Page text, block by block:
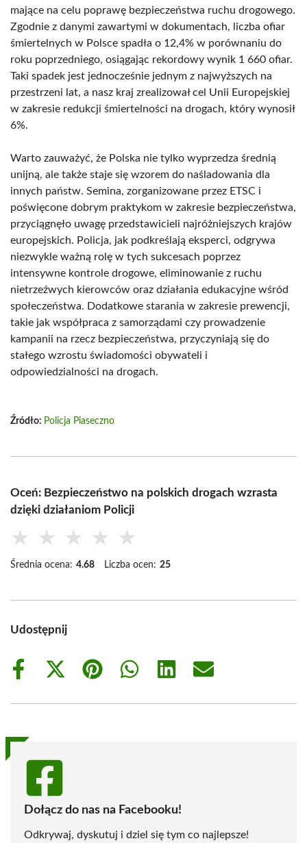
mające na celu poprawę bezpieczeństwa ruchu drogowego.
Zgodnie z danymi zawartymi w dokumentach, liczba ofiar
śmiertelnych w Polsce spadła o 12,4% w porównaniu do
roku poprzedniego, osiągając rekordowy wynik 1 660 ofiar.
Taki spadek jest jednocześnie jednym z najwyższych na
przestrzeni lat, a nasz kraj zrealizował cel Unii Europejskiej
w zakresie redukcji śmiertelności na drogach, który wynosił
6%.
Warto zauważyć, że Polska nie tylko wyprzedza średnią
unijną, ale także staje się wzorem do naśladowania dla
innych państw. Semina, zorganizowane przez ETSC i
poświęcone dobrym praktykom w zakresie bezpieczeństwa,
przyciągnęło uwagę przedstawicieli najróżniejszych krajów
europejskich. Policja, jak podkreślają eksperci, odgrywa
niezwykle ważną rolę w tych sukcesach poprzez
intensywne kontrole drogowe, eliminowanie z ruchu
nietrzeźwych kierowców oraz działania edukacyjne wśród
społeczeństwa. Dodatkowe starania w zakresie prewencji,
takie jak współpraca z samorządami czy prowadzenie
kampanii na rzecz bezpieczeństwa, przyczyniają się do
stałego wzrostu świadomości obywateli i
odpowiedzialności na drogach.
Źródło: Policja Piaseczno
Oceń: Bezpieczeństwo na polskich drogach wzrasta
dzięki działaniom Policji
★ ★ ★ ★ ★
Średnia ocena: 4.68 Liczba ocen: 25
Udostępnij
Share
Share
(Twitter)
Share
Share
Share
Share
Dołącz do nas na Facebooku!
Odkrywaj, dyskutuj i dziel się tym co najlepsze!